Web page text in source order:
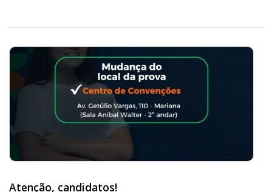
Atenção, candidatos!